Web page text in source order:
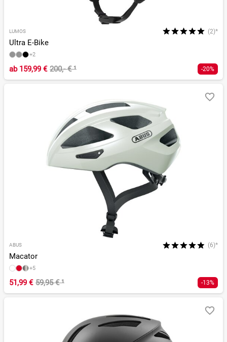
LUMOS (2)*
Ultra E-Bike
+2
ab159,99 € 200,- €¹ -20%
ABUS (6)*
Macator
+5
51,99 € 59,95 €¹ -13%